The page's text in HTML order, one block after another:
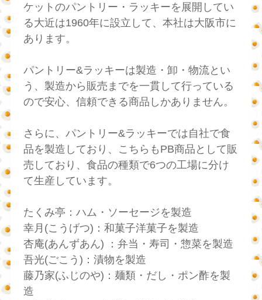
ケットのパントリー・ラッキーを展開してい
る大近は1960年に設立して、本社は大阪市に
あります。
パントリー&ラッキーは製造・卸・物流とい
う、製造から販売までを一貫して行っている
ので安心、信頼できる商品しかありません。
さらに、パントリー&ラッキーでは自社で食
品を製造しており、こちらもPB商品として販
売しており、食品の種類で6つの工場に分け
て生産しています。
たくみ亭：ハム・ソーセージを製造
幸月(こうげつ)：和菓子洋菓子を製造
杏庵(あんずあん) ：弁当・寿司・惣菜を製造
吾光(ごこう)：漬物を製造
藤乃家(ふじのや)：麺類・だし・ポン酢を製
造